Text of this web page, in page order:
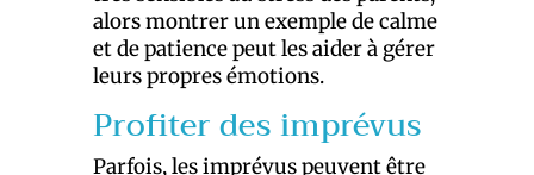
alors montrer un exemple de calme
et de patience peut les aider à gérer
leurs propres émotions.
Profiter des imprévus
Parfois, les imprévus peuvent être